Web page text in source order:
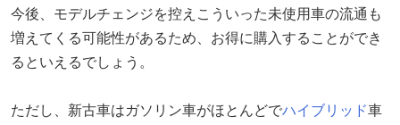
今後、モデルチェンジを控えこういった未使用車の流通も
増えてくる可能性があるため、お得に購入することができ
るといえるでしょう。
ただし、新古車はガソリン車がほとんどでハイブリッド車